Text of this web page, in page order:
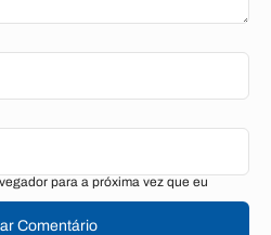
para a próxima vez que eu
Comentário